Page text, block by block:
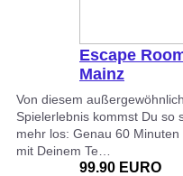
Escape
Mainz
Von diesem
Spielerlebnis kommst Du so
mehr los: Genau 60 Minuten
mit Deinem Te…
99.90 EURO